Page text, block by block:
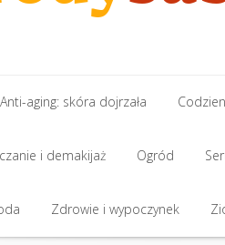
Anti-aging: skóra dojrzała
Anti-aging: skóra dojrzała
i demakijaż
i demakijaż
Ogród
Ogród
Zdrowie i wypoczynek